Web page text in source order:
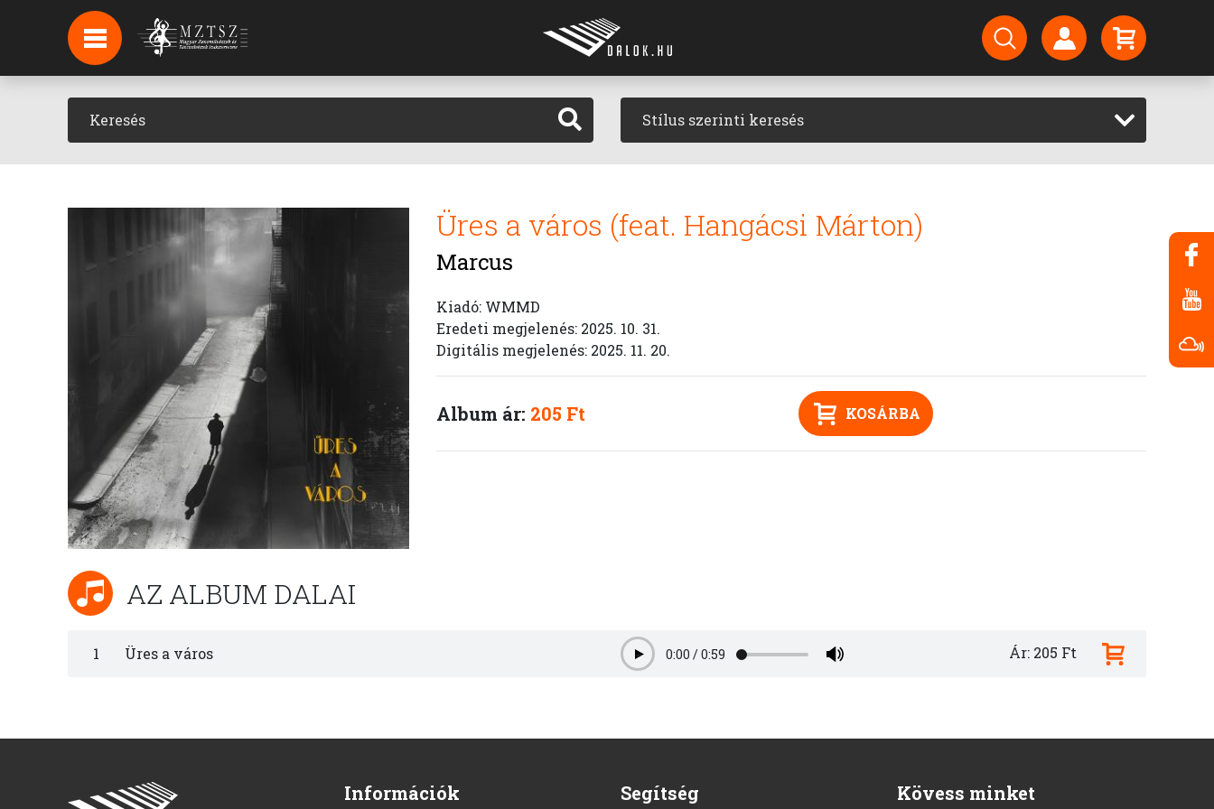
HÍREK
HÍRLEVÉL FELIRATKOZÁS
PODCAST Stílus szerinti keresés
Üres a város (feat. Hangácsi Márton)
Marcus
Kiadó: WMMD
Eredeti megjelenés: 2025. 10. 31.
Digitális megjelenés: 2025. 11. 20.
Album ár: 205 Ft KOSÁRBA
AZ ALBUM DALAI
1 Üres a város Play0:00 /0:59 Ár: 205 Ft
Információk Segítség Kövess minket